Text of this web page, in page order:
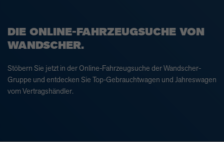
DIE ONLINE-FAHRZEUGSUCHE VON
WANDSCHER.
Stöbern Sie jetzt in der Online-Fahrzeugsuche der Wandscher-
Gruppe und entdecken Sie Top-Gebrauchtwagen und Jahreswagen
vom Vertragshändler.